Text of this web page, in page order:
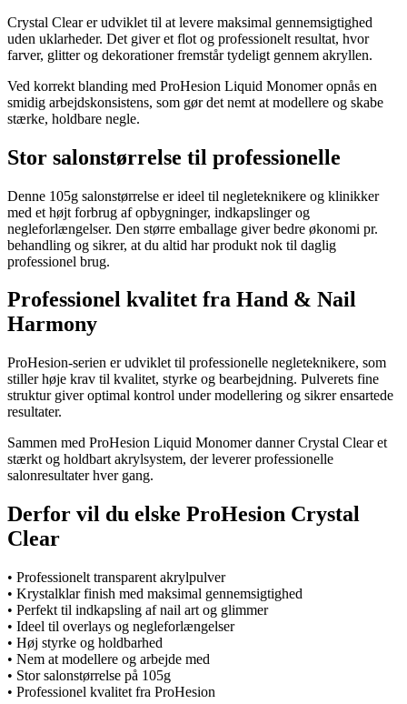
Crystal Clear er udviklet til at levere maksimal gennemsigtighed
uden uklarheder. Det giver et flot og professionelt resultat, hvor
farver, glitter og dekorationer fremstår tydeligt gennem akryllen.
Ved korrekt blanding med ProHesion Liquid Monomer opnås en
smidig arbejdskonsistens, som gør det nemt at modellere og skabe
stærke, holdbare negle.
Stor salonstørrelse til professionelle
Denne 105g salonstørrelse er ideel til negleteknikere og klinikker
med et højt forbrug af opbygninger, indkapslinger og
negleforlængelser. Den større emballage giver bedre økonomi pr.
behandling og sikrer, at du altid har produkt nok til daglig
professionel brug.
Professionel kvalitet fra Hand & Nail
Harmony
ProHesion-serien er udviklet til professionelle negleteknikere, som
stiller høje krav til kvalitet, styrke og bearbejdning. Pulverets fine
struktur giver optimal kontrol under modellering og sikrer ensartede
resultater.
Sammen med ProHesion Liquid Monomer danner Crystal Clear et
stærkt og holdbart akrylsystem, der leverer professionelle
salonresultater hver gang.
Derfor vil du elske ProHesion Crystal
Clear
• Professionelt transparent akrylpulver
• Krystalklar finish med maksimal gennemsigtighed
• Perfekt til indkapsling af nail art og glimmer
• Ideel til overlays og negleforlængelser
• Høj styrke og holdbarhed
• Nem at modellere og arbejde med
• Stor salonstørrelse på 105g
• Professionel kvalitet fra ProHesion